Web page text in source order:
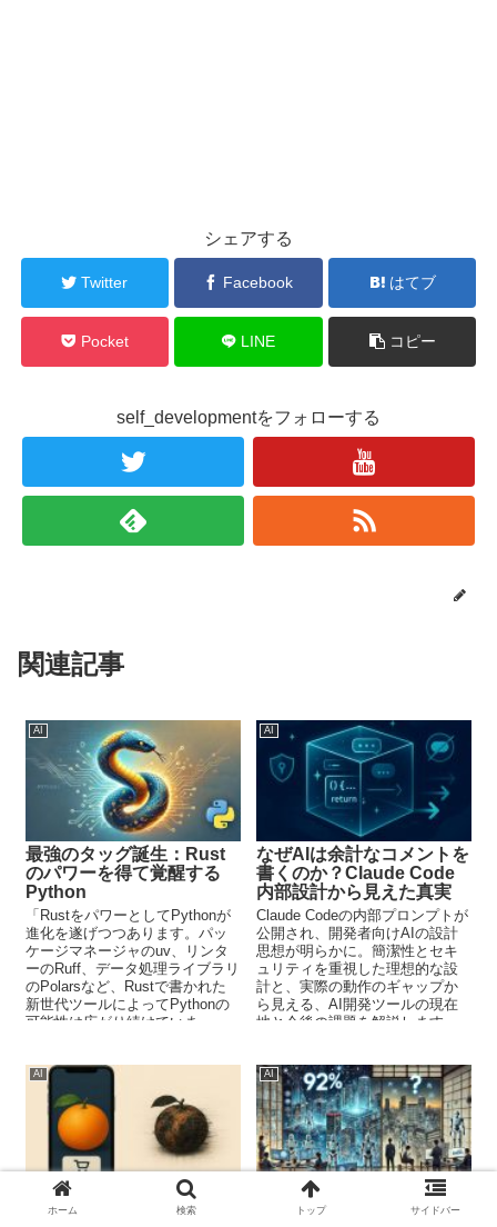
シェアする
Twitter Facebook はてブ
Pocket LINE コピー
self_developmentをフォローする
関連記事
AI
最強のタッグ誕生：Rust
のパワーを得て覚醒する
Python
「RustをパワーとしてPythonが
進化を遂げつつあります。パッ
ケージマネージャのuv、リンタ
ーのRuff、データ処理ライブラリ
のPolarsなど、Rustで書かれた
新世代ツールによってPythonの
可能性は広がり続けていま
AI
なぜAIは余計なコメントを
書くのか？Claude Code
内部設計から見えた真実
Claude Codeの内部プロンプトが
公開され、開発者向けAIの設計
思想が明らかに。簡潔性とセキ
ュリティを重視した理想的な設
計と、実際の動作のギャップか
ら見える、AI開発ツールの現在
地と今後の課題を解説します。
AI
AI詐欺の最前線：オレンジ
1個で農家が破産する理由
AI
OpenAIの驚異的浸透率
92%、日本企業のAI活用は
ホーム 検索 トップ サイドバー